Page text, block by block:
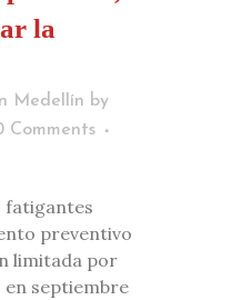
la
Medellín by
Comments
fatigantes
preventivo
limitada por
en septiembre